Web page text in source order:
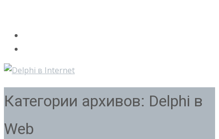
Категории архивов: Delphi в
Web